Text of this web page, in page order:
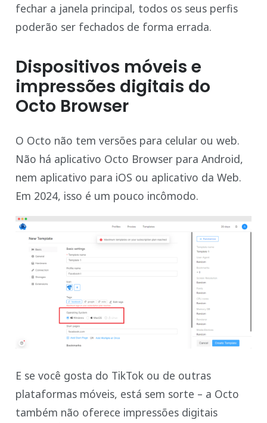
fechar a janela principal, todos os seus perfis
poderão ser fechados de forma errada.
Dispositivos móveis e
impressões digitais do
Octo Browser
O Octo não tem versões para celular ou web.
Não há aplicativo Octo Browser para Android,
nem aplicativo para iOS ou aplicativo da Web.
Em 2024, isso é um pouco incômodo.
E se você gosta do TikTok ou de outras
plataformas móveis, está sem sorte – a Octo
também não oferece impressões digitais